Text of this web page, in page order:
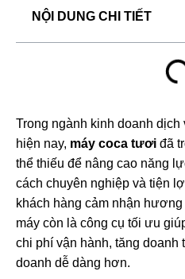
NỘI DUNG CHI TIẾT
Trong ngành kinh doanh
hiện nay, máy coca tươi đã
thể thiếu để nâng cao năng
cách chuyên nghiệp và tiện
khách hàng cảm nhận
máy còn là công cụ tối ưu
chi phí vận hành, tăng doanh
doanh dễ dàng hơn.